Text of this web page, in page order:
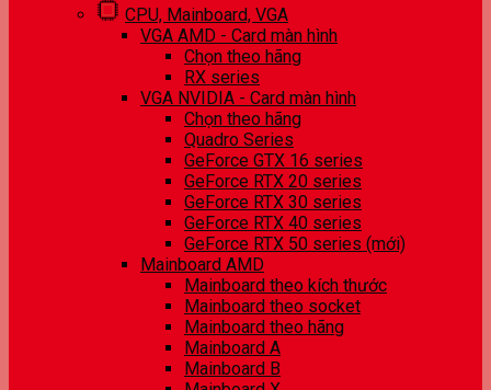
CPU, Mainboard, VGA
VGA AMD - Card màn hình
Chọn theo hãng
RX series
VGA NVIDIA - Card màn hình
Chọn theo hãng
Quadro Series
GeForce GTX 16 series
GeForce RTX 20 series
GeForce RTX 30 series
GeForce RTX 40 series
GeForce RTX 50 series (mới)
Mainboard AMD
Mainboard theo kích thước
Mainboard theo socket
Mainboard theo hãng
Mainboard A
Mainboard B